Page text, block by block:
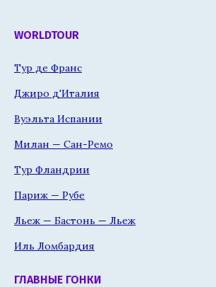
WORLDTOUR
Тур де Франс
Джиро д'Италия
Вуэльта Испании
Милан — Сан-Ремо
Тур Фландрии
Париж — Рубе
Льеж — Бастонь — Льеж
Иль Ломбардия
ГЛАВНЫЕ ГОНКИ